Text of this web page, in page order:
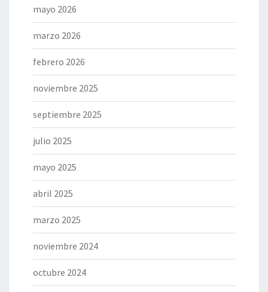
mayo 2026
marzo 2026
febrero 2026
noviembre 2025
septiembre 2025
julio 2025
mayo 2025
abril 2025
marzo 2025
noviembre 2024
octubre 2024